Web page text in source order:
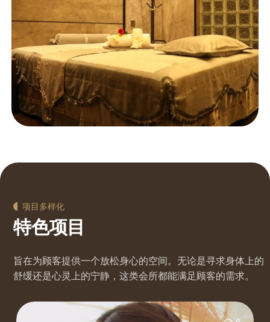
项目多样化
特色项目
旨在为顾客提供一个放松身心的空间。无论是寻求身体上的
舒缓还是心灵上的宁静，这类会所都能满足顾客的需求。